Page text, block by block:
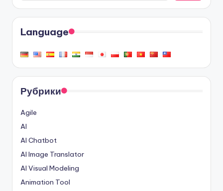
Language
Рубрики
Agile
AI
AI Chatbot
AI Image Translator
AI Visual Modeling
Animation Tool